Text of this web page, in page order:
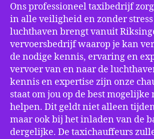
Ons professioneel taxibedrijf
in alle veiligheid en zonder
luchthaven brengt vanuit
vervoersbedrijf waarop je kan
de nodige kennis, ervaring en
vervoer van en naar de
kennis en expertise zijn onze
staat om jou op de best mogelijke
helpen. Dit geldt niet alleen
maar ook bij het inladen van de
dergelijke. De taxichauffeurs